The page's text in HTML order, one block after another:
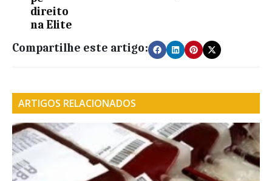
direito
na Elite
Compartilhe este artigo:
ARTIGOS RELACIONADOS